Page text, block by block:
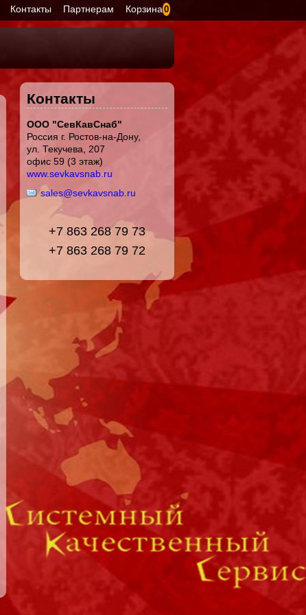
Контакты Партнерам Корзина 0
Контакты
ООО "СевКавСнаб"
Россия г. Ростов-на-Дону,
ул. Текучева, 207
офис 59 (3 этаж)
www.sevkavsnab.ru
sales@sevkavsnab.ru
+7 863 268 79 73
+7 863 268 79 72